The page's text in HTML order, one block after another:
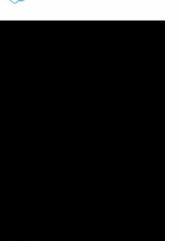
Ajouter aux favoris